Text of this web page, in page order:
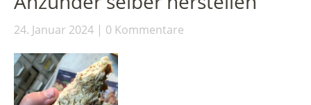
24. Januar 2024 0 Kommentare